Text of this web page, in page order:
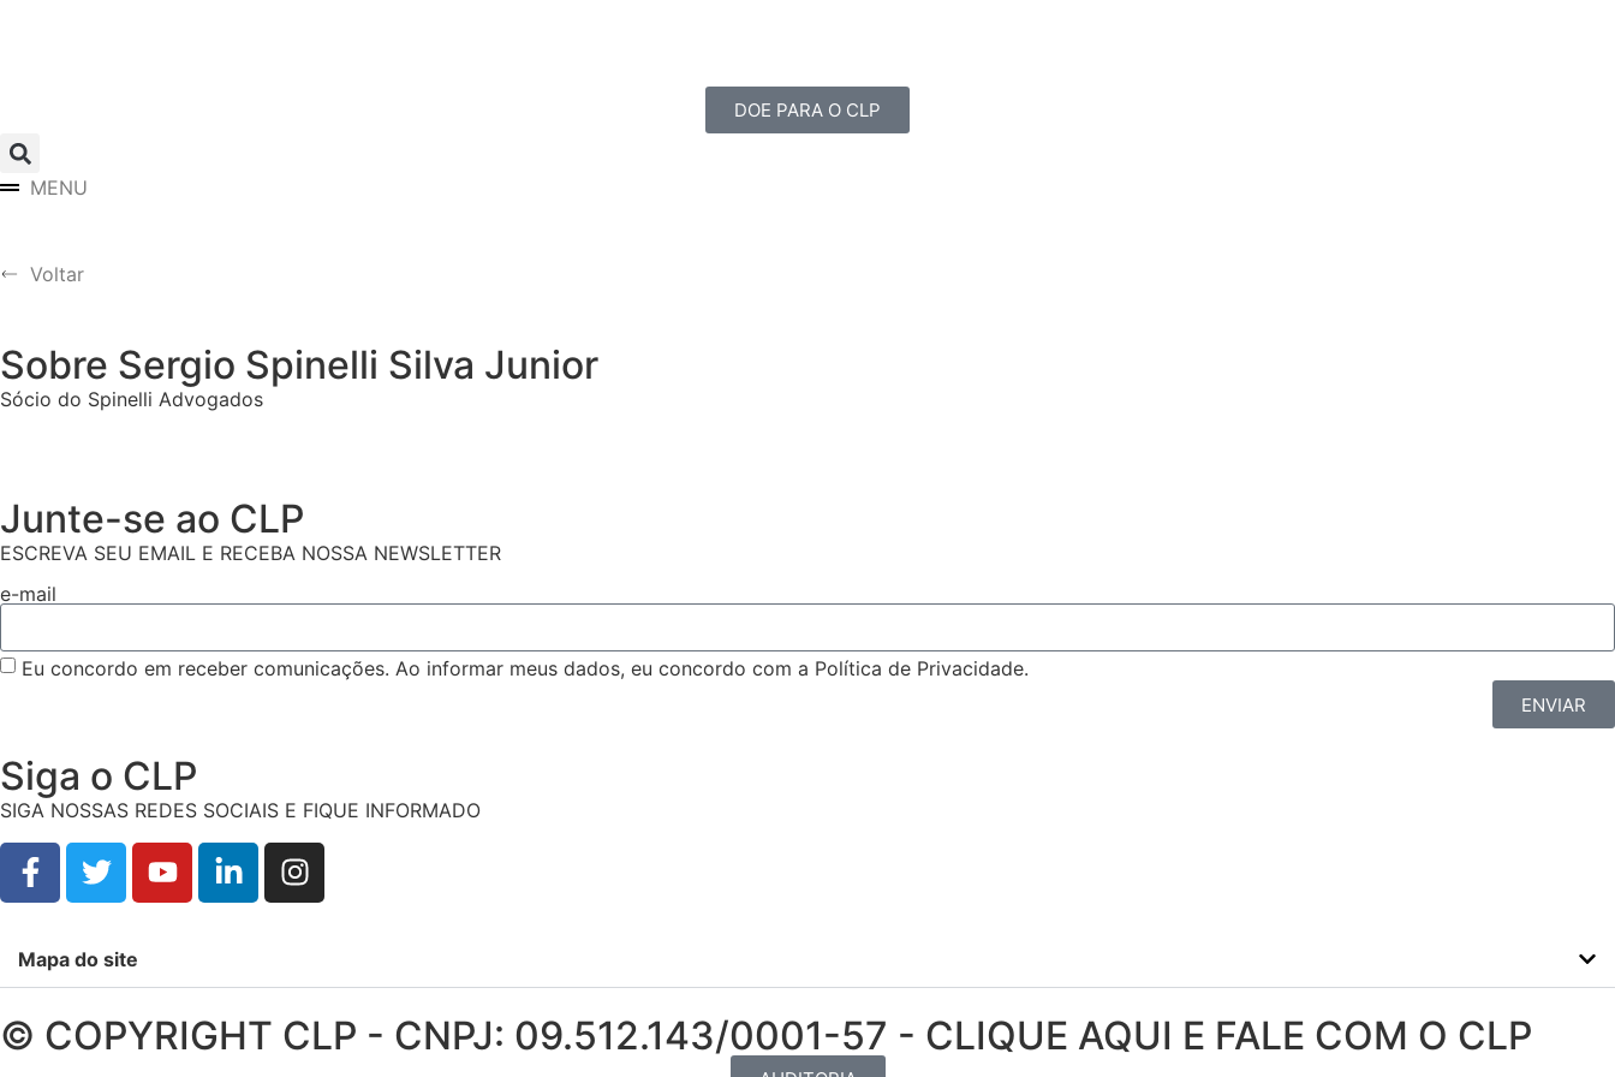
DOE PARA O CLP
MENU
Voltar
Sobre Sergio Spinelli Silva Junior
Sócio do Spinelli Advogados
Junte-se ao CLP
ESCREVA SEU EMAIL E RECEBA NOSSA NEWSLETTER
e-mail
Eu concordo em receber comunicações. Ao informar meus dados, eu concordo com a Política de Privacidade.
ENVIAR
Siga o CLP
SIGA NOSSAS REDES SOCIAIS E FIQUE INFORMADO
Mapa do site
© COPYRIGHT CLP - CNPJ: 09.512.143/0001-57 - CLIQUE AQUI E FALE COM O CLP